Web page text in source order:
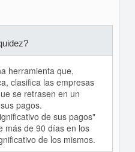
herramienta que,
clasifica las empresas
se retrasen en un
pagos.
de sus pagos"
más de 90 días en los
de los mismos.